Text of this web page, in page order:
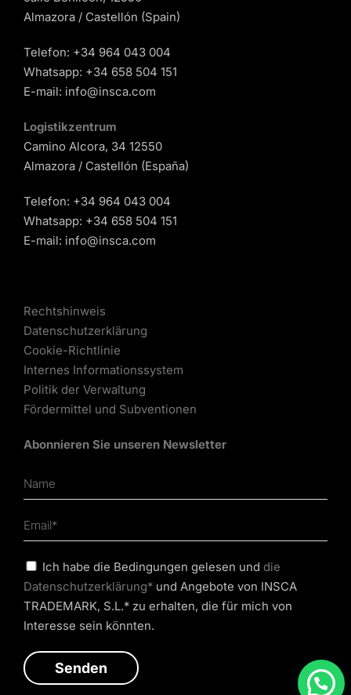
Almazora / Castellón (Spain)
Telefon: +34 964 043 004
Whatsapp: +34 658 504 151
E-mail: info@insca.com
Logistikzentrum
Camino Alcora, 34 12550
Almazora / Castellón (España)
Telefon: +34 964 043 004
Whatsapp: +34 658 504 151
E-mail: info@insca.com
Rechtshinweis
Datenschutzerklärung
Cookie-Richtlinie
Internes Informationssystem
Politik der Verwaltung
Fördermittel und Subventionen
Abonnieren Sie unseren Newsletter
Ich habe die Bedingungen gelesen und die
Datenschutzerklärung* und Angebote von INSCA
TRADEMARK, S.L.* zu erhalten, die für mich von
Interesse sein könnten.